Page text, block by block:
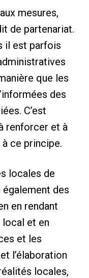
mesures,
de partenariat.
il est parfois
que les
des
C’est
renforcer et à
ce principe.
locales de
des
en rendant
et en
et les
l’élaboration
locales,